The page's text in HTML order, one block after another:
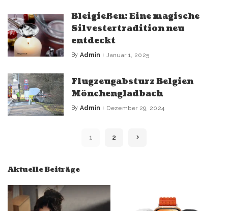
Bleigießen: Eine magische
Silvestertradition neu
entdeckt
Posted
By Admin Januar 1, 2025
Flugzeugabsturz Belgien
Mönchengladbach
Posted
By Admin Dezember 29, 2024
1 2
Aktuelle Beiträge